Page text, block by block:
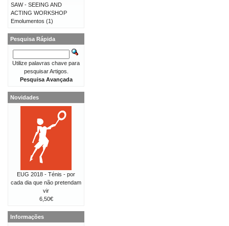
SAW - SEEING AND
ACTING WORKSHOP
Emolumentos (1)
Pesquisa Rápida
Utilize palavras chave para
pesquisar Artigos.
Pesquisa Avançada
Novidades
EUG 2018 - Ténis - por
cada dia que não pretendam
vir
6,50€
Informações